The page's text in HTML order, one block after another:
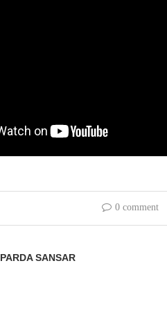
0 comment
PARDA SANSAR